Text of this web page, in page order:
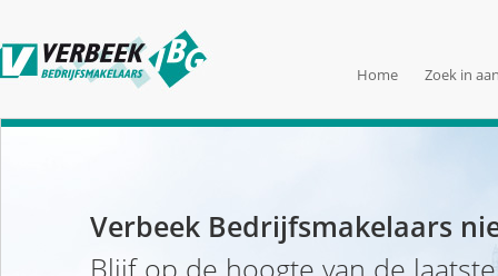
Home Zoek in
Verbeek Bedrijfsmakelaars
Blijf op de hoogte van de